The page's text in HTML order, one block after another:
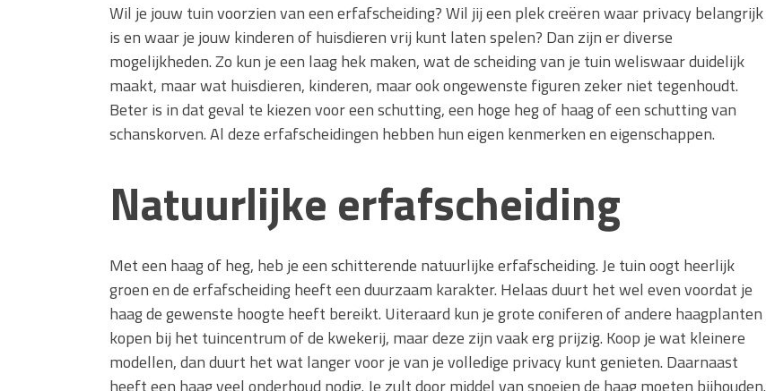
Wil je jouw tuin voorzien van een erfafscheiding? Wil jij een plek creëren waar privacy belangrijk
is en waar je jouw kinderen of huisdieren vrij kunt laten spelen? Dan zijn er diverse
mogelijkheden. Zo kun je een laag hek maken, wat de scheiding van je tuin weliswaar duidelijk
maakt, maar wat huisdieren, kinderen, maar ook ongewenste figuren zeker niet tegenhoudt.
Beter is in dat geval te kiezen voor een schutting, een hoge heg of haag of een schutting van
schanskorven. Al deze erfafscheidingen hebben hun eigen kenmerken en eigenschappen.
Natuurlijke erfafscheiding
Met een haag of heg, heb je een schitterende natuurlijke erfafscheiding. Je tuin oogt heerlijk
groen en de erfafscheiding heeft een duurzaam karakter. Helaas duurt het wel even voordat je
haag de gewenste hoogte heeft bereikt. Uiteraard kun je grote coniferen of andere haagplanten
kopen bij het tuincentrum of de kwekerij, maar deze zijn vaak erg prijzig. Koop je wat kleinere
modellen, dan duurt het wat langer voor je van je volledige privacy kunt genieten. Daarnaast
heeft een haag veel onderhoud nodig. Je zult door middel van snoeien de haag moeten bijhouden.